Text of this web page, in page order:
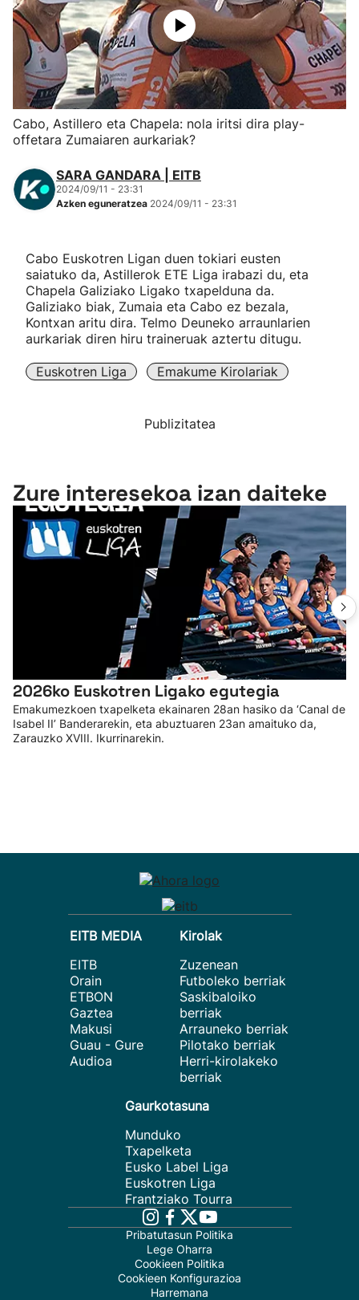
Herri-kirolak
Eskubaloia
Kirolak 360
Mendi-lasterketak
"Helmuga"
Cabo, Astillero eta Chapela: nola iritsi dira play-
offetara Zumaiaren aurkariak?
SARA GANDARA | EITB
2024/09/11 - 23:31
Azken eguneratzea 2024/09/11 - 23:31
Cabo Euskotren Ligan duen tokiari eusten
saiatuko da, Astillerok ETE Liga irabazi du, eta
Chapela Galiziako Ligako txapelduna da.
Galiziako biak, Zumaia eta Cabo ez bezala,
Kontxan aritu dira. Telmo Deuneko arraunlarien
aurkariak diren hiru traineruak aztertu ditugu.
Euskotren Liga Emakume Kirolariak
Publizitatea
Zure interesekoa izan daiteke
2026ko Euskotren Ligako egutegia
Emakumezkoen txapelketa ekainaren 28an hasiko da ‘Canal de
Isabel II’ Banderarekin, eta abuztuaren 23an amaituko da,
Zarauzko XVIII. Ikurrinarekin.
EITB MEDIA
EITB
Orain
ETBON
Gaztea
Makusi
Guau - Gure
Audioa
Kirolak
Zuzenean
Futboleko berriak
Saskibaloiko
berriak
Arrauneko berriak
Pilotako berriak
Herri-kirolakeko
berriak
Gaurkotasuna
Munduko
Txapelketa
Eusko Label Liga
Euskotren Liga
Frantziako Tourra
Pribatutasun Politika
Lege Oharra
Cookieen Politika
Cookieen Konfigurazioa
Harremana